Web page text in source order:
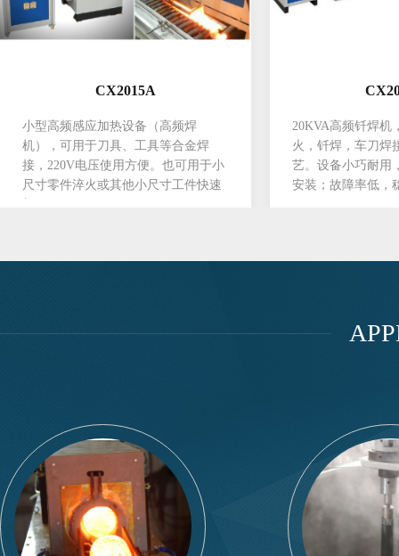
CX2015A
小型高频感应加热设备（高频焊
机），可用于刀具、工具等合金焊
接，220V电压使用方便。也可用于小
尺寸零件淬火或其他小尺寸工件快速
20KVA高频钎焊机
火，钎焊，车刀焊
艺。设备小巧耐用
安装；故障率低，